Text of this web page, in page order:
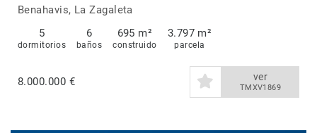
Zagaleta
Benahavis, La Zagaleta
5
dormitorios
6
baños
695 m²
construido
3.797 m²
parcela
8.000.000 € ver
TMXV1869